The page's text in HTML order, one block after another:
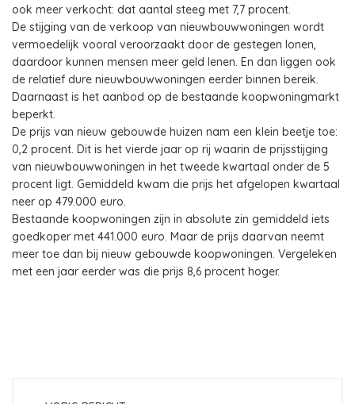
ook meer verkocht: dat aantal steeg met 7,7 procent.
De stijging van de verkoop van nieuwbouwwoningen wordt
vermoedelijk vooral veroorzaakt door de gestegen lonen,
daardoor kunnen mensen meer geld lenen. En dan liggen ook
de relatief dure nieuwbouwwoningen eerder binnen bereik.
Daarnaast is het aanbod op de bestaande koopwoningmarkt
beperkt.
De prijs van nieuw gebouwde huizen nam een klein beetje toe:
0,2 procent. Dit is het vierde jaar op rij waarin de prijsstijging
van nieuwbouwwoningen in het tweede kwartaal onder de 5
procent ligt. Gemiddeld kwam die prijs het afgelopen kwartaal
neer op 479.000 euro.
Bestaande koopwoningen zijn in absolute zin gemiddeld iets
goedkoper met 441.000 euro. Maar de prijs daarvan neemt
meer toe dan bij nieuw gebouwde koopwoningen. Vergeleken
met een jaar eerder was die prijs 8,6 procent hoger.